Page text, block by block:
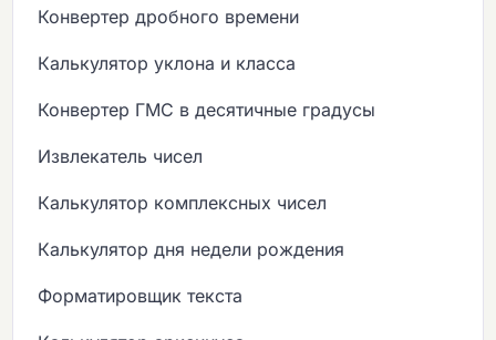
Конвертер дробного времени
Калькулятор уклона и класса
Конвертер ГМС в десятичные градусы
Извлекатель чисел
Калькулятор комплексных чисел
Калькулятор дня недели рождения
Форматировщик текста